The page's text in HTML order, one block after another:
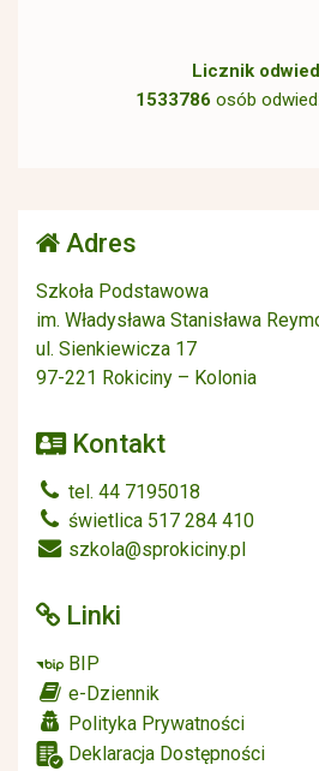
Licznik
1533786 osób
Adres
Szkoła Podstawowa
im. Władysława Stanisława
ul. Sienkiewicza 17
97-221 Rokiciny – Kolonia
Kontakt
tel. 44 7195018
świetlica 517 284 410
szkola@sprokiciny.pl
Linki
BIP
e-Dziennik
Polityka Prywatności
Deklaracja Dostępności